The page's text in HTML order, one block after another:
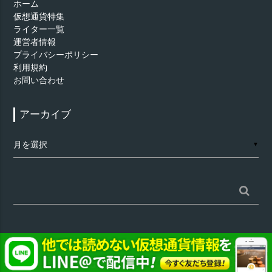
ホーム
仮想通貨特集
ライター一覧
運営者情報
プライバシーポリシー
利用規約
お問い合わせ
アーカイブ
ー
▼
索:
©仮想通貨 - AppTimes